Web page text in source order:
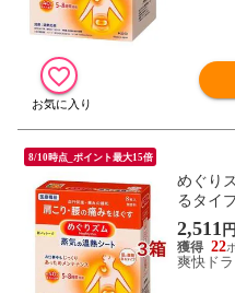
8/10時点_ポイント最大15倍
めぐり
るタイ
2,511 円
22
爽快ド